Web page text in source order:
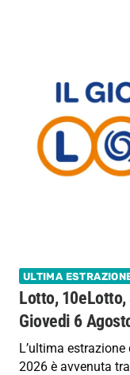
ULTIMA
Lotto,
Giovedi 6
L’ultima
2026 è avvenuta